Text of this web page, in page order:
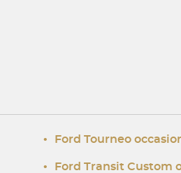
• Ford Tourneo
• Ford Transit Custom